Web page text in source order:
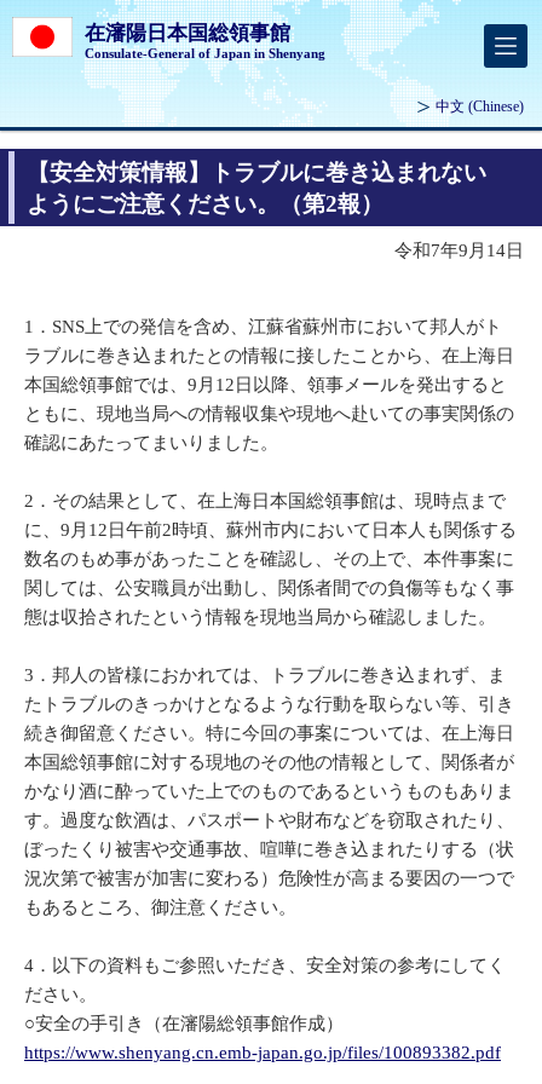
在瀋陽日本国総領事館
Consulate-General of Japan in Shenyang
中文 (Chinese)
【安全対策情報】トラブルに巻き込まれない
ようにご注意ください。（第2報）
令和7年9月14日
1．SNS上での発信を含め、江蘇省蘇州市において邦人がト
ラブルに巻き込まれたとの情報に接したことから、在上海日
本国総領事館では、9月12日以降、領事メールを発出すると
ともに、現地当局への情報収集や現地へ赴いての事実関係の
確認にあたってまいりました。
2．その結果として、在上海日本国総領事館は、現時点まで
に、9月12日午前2時頃、蘇州市内において日本人も関係する
数名のもめ事があったことを確認し、その上で、本件事案に
関しては、公安職員が出動し、関係者間での負傷等もなく事
態は収拾されたという情報を現地当局から確認しました。
3．邦人の皆様におかれては、トラブルに巻き込まれず、ま
たトラブルのきっかけとなるような行動を取らない等、引き
続き御留意ください。特に今回の事案については、在上海日
本国総領事館に対する現地のその他の情報として、関係者が
かなり酒に酔っていた上でのものであるというものもありま
す。過度な飲酒は、パスポートや財布などを窃取されたり、
ぼったくり被害や交通事故、喧嘩に巻き込まれたりする（状
況次第で被害が加害に変わる）危険性が高まる要因の一つで
もあるところ、御注意ください。
4．以下の資料もご参照いただき、安全対策の参考にしてく
ださい。
○安全の手引き（在瀋陽総領事館作成）
https://www.shenyang.cn.emb-japan.go.jp/files/100893382.pdf